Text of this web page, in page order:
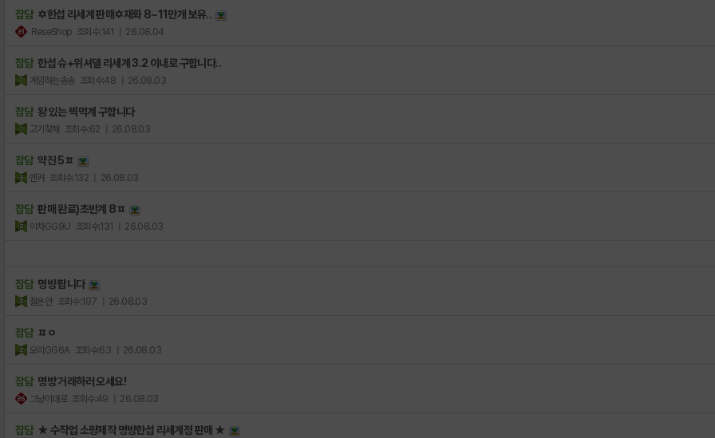
잡담 ✡️한섭 리세계 판매✡️재화 8~11만개 보유..
ReseShop 조회수:141 | 26.08.04
잡담 한섭 슈+위셔델 리세계 3.2 이내로 구합니다..
게임하는솜솜 조회수:48 | 26.08.03
잡담 왕 있는 찍먹계 구합니다
고기찾채 조회수:62 | 26.08.03
잡담 약진 5ㅍ
엔커 조회수:132 | 26.08.03
잡담 판매 완료)초반계 8ㅍ
이차GG9U 조회수:131 | 26.08.03
잡담 명방 팝니다
절온안 조회수:197 | 26.08.03
잡담 ㅍㅇ
오리GG6A 조회수:63 | 26.08.03
잡담 명방 거래하러 오세요!
그냥이대로 조회수:49 | 26.08.03
잡담 ★ 수작업 소량제작 명방한섭 리세계정 판매 ★